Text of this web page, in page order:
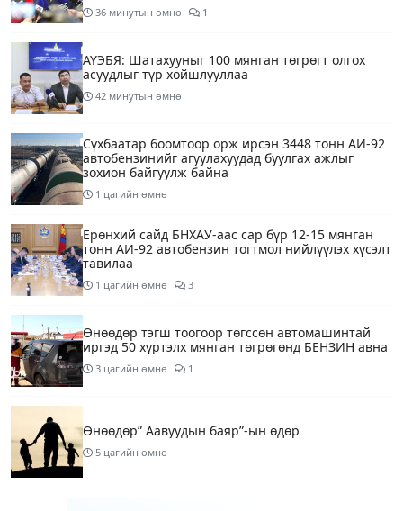
36 минутын өмнө 1
АҮЭБЯ: Шатахууныг 100 мянган төгрөгт олгох
асуудлыг түр хойшлууллаа
42 минутын өмнө
Сүхбаатар боомтоор орж ирсэн 3448 тонн АИ-92
автобензинийг агуулахуудад буулгах ажлыг
зохион байгуулж байна
1 цагийн өмнө
Ерөнхий сайд БНХАУ-аас сар бүр 12-15 мянган
тонн АИ-92 автобензин тогтмол нийлүүлэх хүсэлт
тавилаа
1 цагийн өмнө 3
Өнөөдөр тэгш тоогоор төгссөн автомашинтай
иргэд 50 хүртэлх мянган төгрөгөнд БЕНЗИН авна
3 цагийн өмнө 1
Өнөөдөр” Аавуудын баяр”-ын өдөр
5 цагийн өмнө